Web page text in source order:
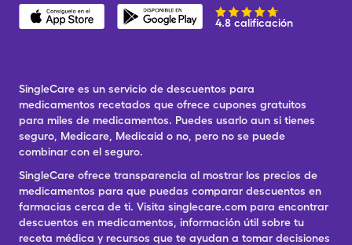
4.8 calificación
SingleCare es un servicio de descuentos para
medicamentos recetados que ofrece cupones gratuitos
para miles de medicamentos. Puedes usarlo aun si tienes
seguro, Medicare, Medicaid o no, pero no se puede
combinar con el seguro.
SingleCare ofrece transparencia al mostrar los precios de
medicamentos para que puedas comparar descuentos en
farmacias cerca de ti. Visita singlecare.com para encontrar
descuentos en medicamentos, información útil sobre tu
receta médica y recursos que te ayudan a tomar decisiones